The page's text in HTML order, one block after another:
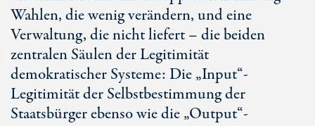
Wahlen, die wenig verändern, und eine
Verwaltung, die nicht liefert – die beiden
zentralen Säulen der Legitimität
demokratischer Systeme: Die „Input“-
Legitimität der Selbstbestimmung der
Staatsbürger ebenso wie die „Output“-